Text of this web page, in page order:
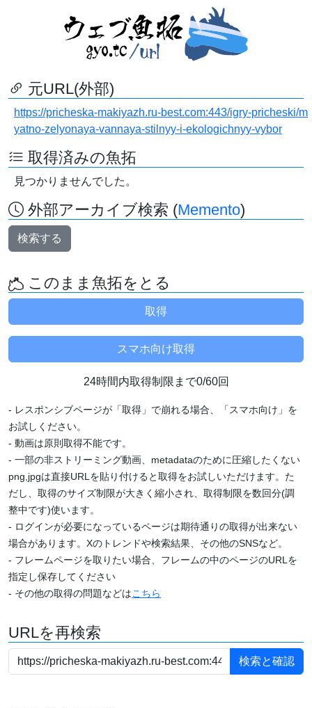
元URL(外部)
https://pricheska-makiyazh.ru-best.com:443/igry-pricheski/m
yatno-zelyonaya-vannaya-stilnyy-i-ekologichnyy-vybor
取得済みの魚拓
見つかりませんでした。
外部アーカイブ検索 (Memento)
検索する
このまま魚拓をとる
24時間内取得制限まで0/60回
- レスポンシブページが「取得」で崩れる場合、「スマホ向け」を
お試しください。
- 動画は原則取得不能です。
- 一部の非ストリーミング動画、metadataのために圧縮したくない
png,jpgは直接URLを貼り付けると取得をお試しいただけます。た
だし、取得のサイズ制限が大きく縮小され、取得制限を数回分(調
整中です)使います。
- ログインが必要になっているページは期待通りの取得が出来ない
場合があります。Xのトレンドや検索結果、その他のSNSなど。
- フレームページを取りたい場合、フレームの中のページのURLを
指定し保存してください
- その他の取得の問題などはこちら
URLを再検索